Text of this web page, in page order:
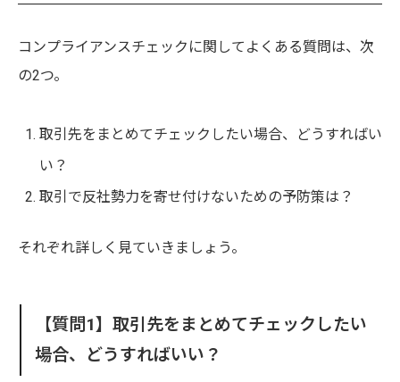
コンプライアンスチェックに関してよくある質問は、次
の2つ。
取引先をまとめてチェックしたい場合、どうすればい
い？
取引で反社勢力を寄せ付けないための予防策は？
それぞれ詳しく見ていきましょう。
【質問1】取引先をまとめてチェックしたい
場合、どうすればいい？